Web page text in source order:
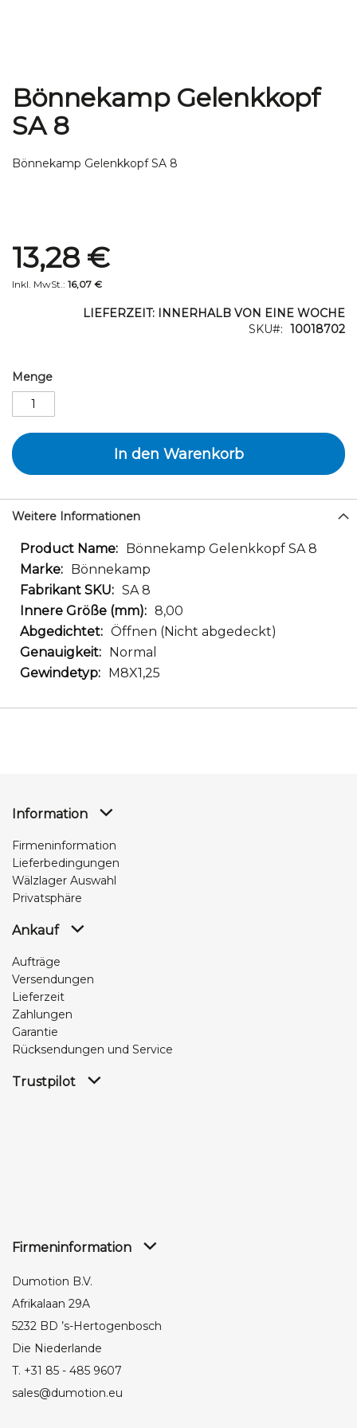
Bönnekamp Gelenkkopf
SA 8
Bönnekamp Gelenkkopf SA 8
Special
Price
16,07 €
13,28 €
LIEFERZEIT: INNERHALB VON EINE WOCHE
SKU
10018702
Menge
In den Warenkorb
Zum
Anfang
der
springen
Weitere Informationen
Weitere
Informationen
Bönnekamp Gelenkkopf SA 8
Bönnekamp
SA 8
8,00
Öffnen (Nicht abgedeckt)
Normal
M8X1,25
Information
Firmeninformation
Lieferbedingungen
Wälzlager Auswahl
Privatsphäre
Ankauf
Aufträge
Versendungen
Lieferzeit
Zahlungen
Garantie
Rücksendungen und Service
Trustpilot
Firmeninformation
Dumotion B.V.
Afrikalaan 29A
5232 BD ’s-Hertogenbosch
Die Niederlande
T. +31 85 - 485 9607
sales@dumotion.eu